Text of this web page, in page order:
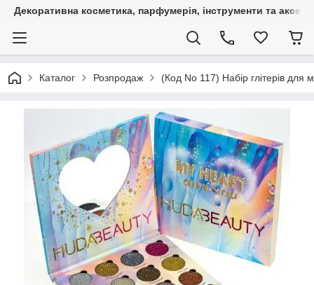
Декоративна косметика, парфумерія, інструменти та
Каталог Розпродаж (Код No 117) Набір глітерів для